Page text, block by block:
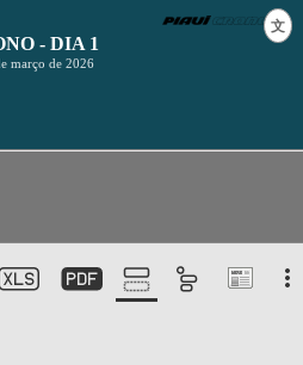
文